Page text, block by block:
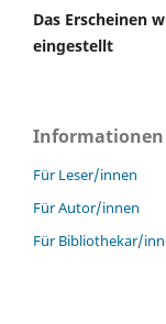
Das Erscheinen
eingestellt
Informationen
Für Leser/innen
Für Autor/innen
Für Bibliothekar/